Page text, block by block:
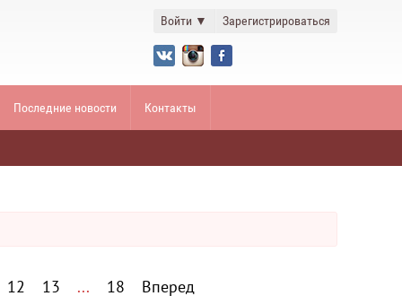
Войти ▼ Зарегистрироваться
Последние новости Контакты
12 13 ... 18 Вперед